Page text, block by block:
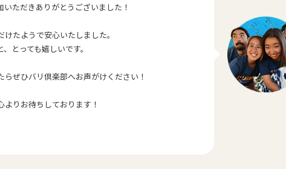
ただきありがとうございました！
たようで安心いたしました。
とっても嬉しいです。
ぜひバリ倶楽部へお声がけください！
りお待ちしております！